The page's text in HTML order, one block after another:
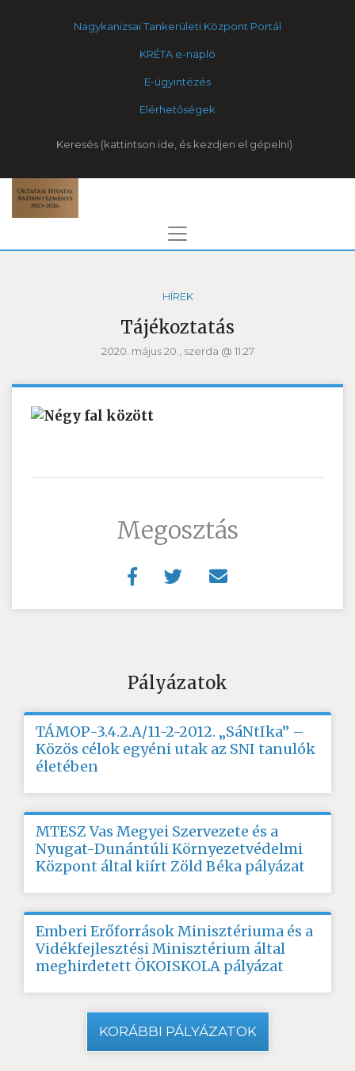
Nagykanizsai Tankerületi Központ Portál
KRÉTA e-napló
E-ügyintézés
Elérhetőségek
Keresés
HÍREK
Tájékoztatás
2020. május 20., szerda @ 11:27
Megosztás
Pályázatok
TÁMOP-3.4.2.A/11-2-2012. „SáNtIka” –
Közös célok egyéni utak az SNI tanulók
életében
MTESZ Vas Megyei Szervezete és a
Nyugat-Dunántúli Környezetvédelmi
Központ által kiírt Zöld Béka pályázat
Emberi Erőforrások Minisztériuma és a
Vidékfejlesztési Minisztérium által
meghirdetett ÖKOISKOLA pályázat
KORÁBBI PÁLYÁZATOK